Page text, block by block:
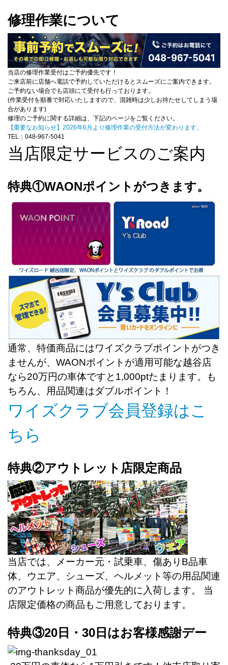
修理作業について
当店の修理作業受付はご予約優先です！
ご来店前に店舗へ電話で予約していただけるとスムーズにご案内できます。
ご予約ない場合でも店頭にて受付も行っております。
(作業受付を順番で対応いたしますので、混雑時は少しお待たせしてしまう場
合があります)
修理のご予約に関する詳細は、下記のページをご覧ください。
【重要なお知らせ】2026年6月より修理作業の受付方法が変わります。
TEL：048-967-5041
当店限定サービスのご案内
特典①WAONポイントがつきます。
通常、特価商品にはワイズクラブポイントがつき
ませんが、WAONポイントが適用可能な越谷店
なら20万円の車体ですと1,000ptたまります。も
ちろん、用品関連はダブルポイント！
ワイズクラブ会員登録はこ
ちら
特典②アウトレット店限定商品
当店では、メーカー元・試乗車、傷ありB品車
体、ウエア、シューズ、ヘルメット等の用品関連
のアウトレット商品が優先的に入荷します。 当
店限定価格の商品もご用意しております。
特典③20日・30日はお客様感謝デー